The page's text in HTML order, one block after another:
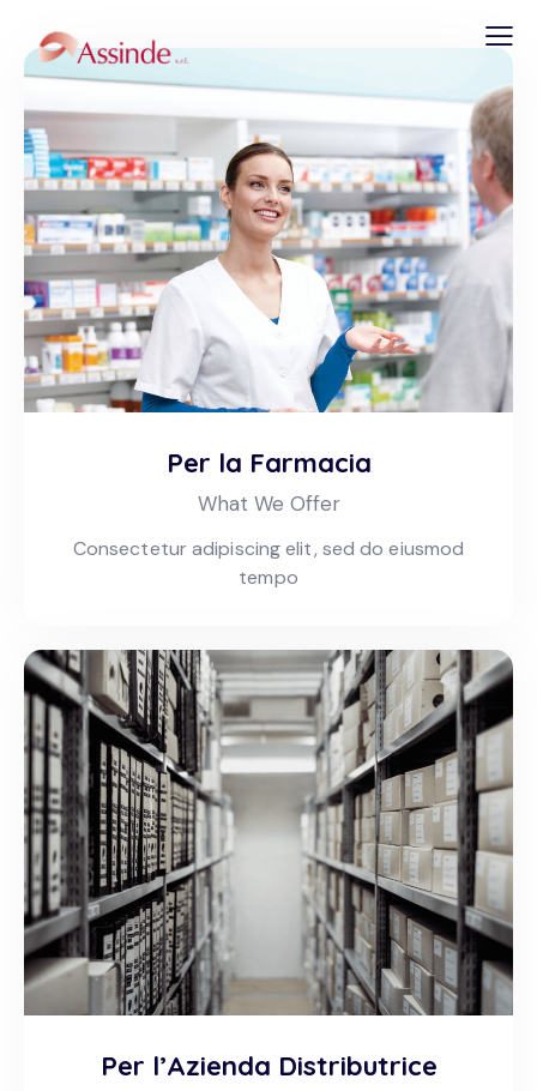
Per la Farmacia
What We Offer
Consectetur adipiscing elit, sed do eiusmod
tempo
Per l’Azienda Distributrice